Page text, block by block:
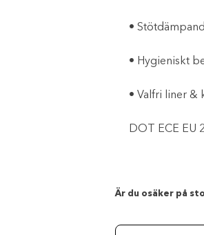
•
• Hygieniskt
• Valfri liner &
DOT ECE EU
Är du osäker på